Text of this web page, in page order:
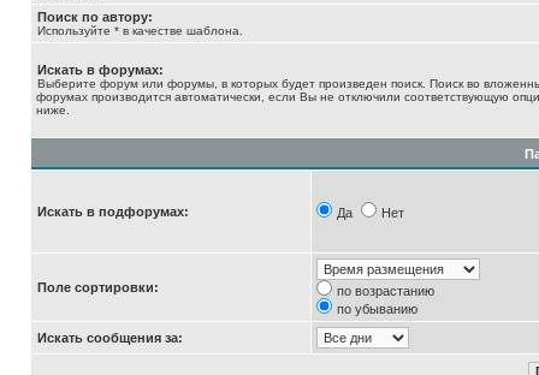
Поиск по автору:
Используйте * в качестве шаблона.
Искать в форумах:
Выберите форум или форумы, в которых будет произведен поиск. Поиск во
форумах производится автоматически, если Вы не отключили соответствующую
ниже.
Искать в подфорумах: Да Нет
Поле сортировки:
по возрастанию
по убыванию
Искать сообщения за: